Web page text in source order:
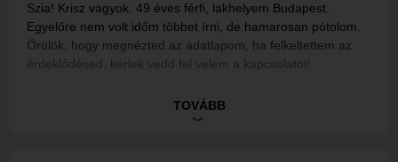
Szia! Krisz vagyok. 49 éves férfi, lakhelyem Budapest.
Egyelőre nem volt időm többet írni, de hamarosan pótolom.
Örülök, hogy megnézted az adatlapom, ha felkeltettem az
érdeklődésed, kérlek vedd fel velem a kapcsolatot!
Ez egy rendszerüzenet, tagunk egyelőre nem töltötte ki a
TOVÁBB